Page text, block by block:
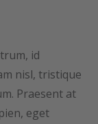
id
nisl, tristique
Praesent at
eget